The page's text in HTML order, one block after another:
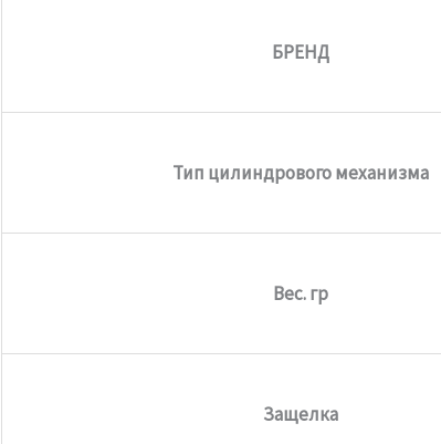
БРЕНД
Тип цилиндрового механизма
Вес. гр
Защелка